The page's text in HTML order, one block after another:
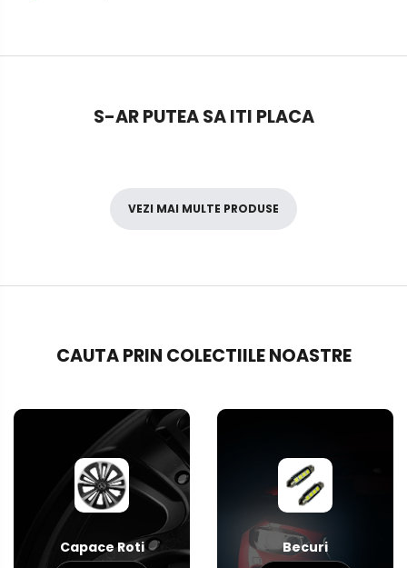
S-AR PUTEA SA ITI PLACA
VEZI MAI MULTE PRODUSE
CAUTA PRIN COLECTIILE NOASTRE
Capace Roti Becuri